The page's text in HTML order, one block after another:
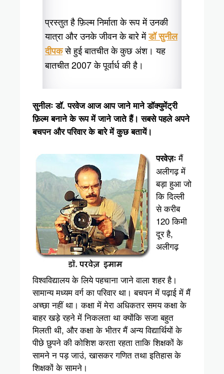
प्रस्तुत है फ़िल्म निर्माता के रूप में उनकी
यात्रा और उनके जीवन के बारे मेंडॉ सुनील
दीपकसे हुई बातचीत के कुछ अंश। यह
बातचीत 2007 के पूर्वार्ध की है।
सुनीलः डॉ. परवेज आज आप जाने माने डॉक्युमेंट्री
फ़िल्म बनाने के रूप में जाने जाते हैं। सबसे पहले अपने
बचपन और परिवार के बारे में कुछ बतायें।
परवेज़ःमैं
अलीगढ़ में
बड़ा हुआ जो
कि दिल्ली
से करीब
120 किमी
दूर है,
अलीगढ़
विश्वविद्यालय के लिये पहचाना जाने वाला शहर है।
सामान्य मध्यम वर्ग का परिवार था। बचपन में पढ़ाई में मैं
अच्छा नहीं था। कक्षा में मेरा अधिकतर समय कक्षा के
बाहर खड़े रहने में निकलता था क्योंकि सजा बहुत
मिलती थी, और कक्षा के भीतर मैं अन्य विद्यार्थियों के
पीछे छुपने की कोशिश करता रहता ताकि शिक्षकों के
सामने न पड़ जाउं, खासकर गणित तथा इतिहास के
शिक्षकों के सामने।